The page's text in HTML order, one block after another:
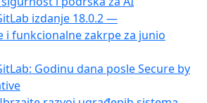
izdanje 18.0.2 —
i funkcionalne zakrpe za junio
Godinu dana posle Secure by